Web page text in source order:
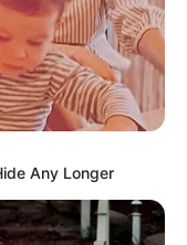
Any Longer